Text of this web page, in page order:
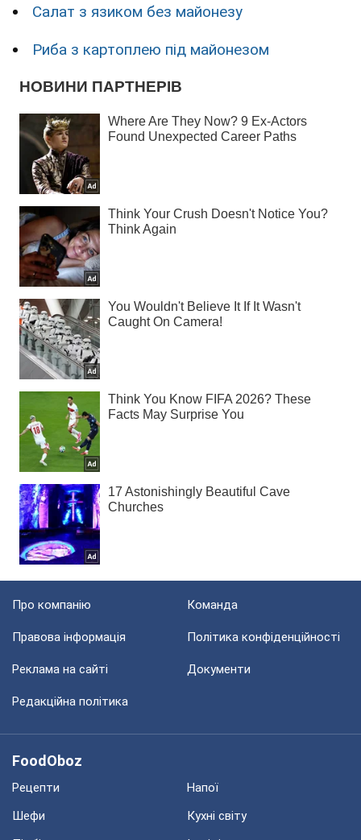
Салат з язиком без майонезу
Риба з картоплею під майонезом
Про компанію Команда
Правова інформація Політика конфіденційності
Реклама на сайті Документи
Редакційна політика
FoodOboz
Рецепти
Напої
Шефи
Кухні світу